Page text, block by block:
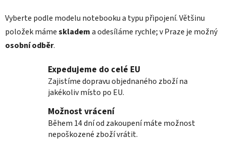
y
v
i
s
u
Vyberte podle modelu notebooku a typu připojení. Většinu
položek mámeskladema odesíláme rychle; v Praze je možný
osobní odběr.
Expedujeme do celé EU
Zajistíme dopravu objednaného zboží na
jakékoliv místo po EU.
Možnost vrácení
Během 14 dní od zakoupení máte možnost
nepoškozené zboží vrátit.